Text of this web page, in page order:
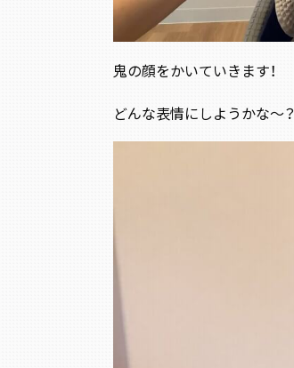
鬼の顔をかいていきます！
どんな表情にしようかな～？